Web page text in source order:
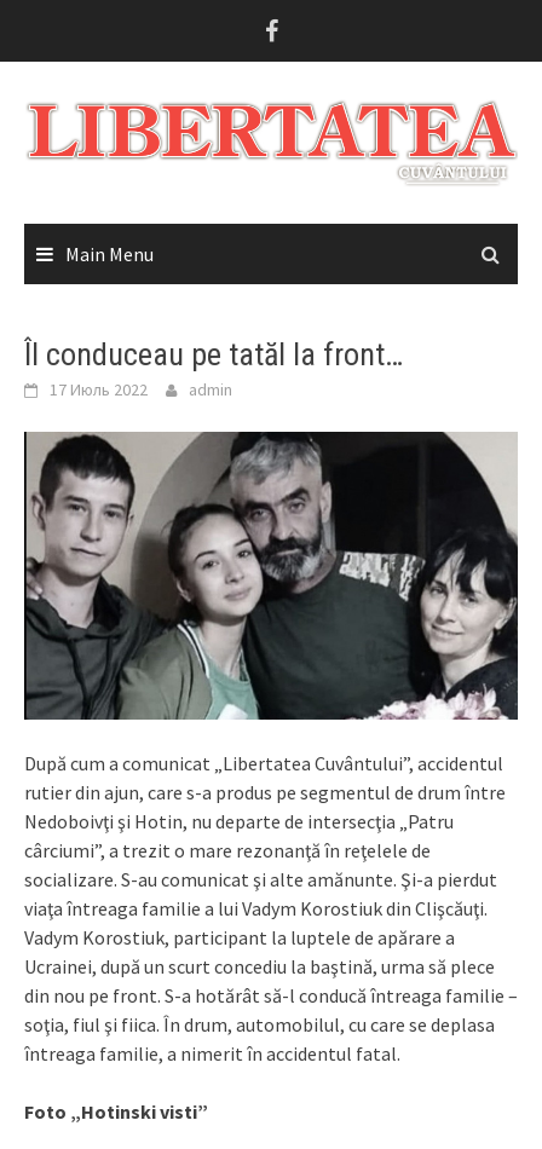
Main Menu
Îl conduceau pe tatăl la front…
17 Июль 2022 admin
După cum a comunicat „Libertatea Cuvântului”, accidentul
rutier din ajun, care s-a produs pe segmentul de drum între
Nedoboivţi şi Hotin, nu departe de intersecţia „Patru
cârciumi”, a trezit o mare rezonanţă în reţelele de
socializare. S-au comunicat şi alte amănunte. Şi-a pierdut
viaţa întreaga familie a lui Vadym Korostiuk din Clişcăuţi.
Vadym Korostiuk, participant la luptele de apărare a
Ucrainei, după un scurt concediu la baştină, urma să plece
din nou pe front. S-a hotărât să-l conducă întreaga familie –
soţia, fiul şi fiica. În drum, automobilul, cu care se deplasa
întreaga familie, a nimerit în accidentul fatal.
Foto „Hotinski visti”